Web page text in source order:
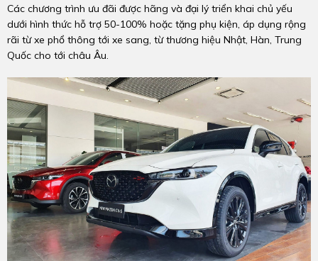
Các chương trình ưu đãi được hãng và đại lý triển khai chủ yếu
dưới hình thức hỗ trợ 50-100% hoặc tặng phụ kiện, áp dụng rộng
rãi từ xe phổ thông tới xe sang, từ thương hiệu Nhật, Hàn, Trung
Quốc cho tới châu Âu.